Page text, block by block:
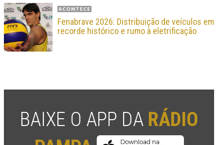
ACONTECE
Fenabrave 2026: Distribuição de veículos em
recorde histórico e rumo à eletrificação
BAIXE O APP DA RÁDIO